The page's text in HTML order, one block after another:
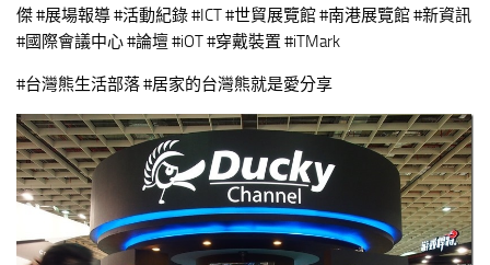
傑 #展場報導 #活動紀錄 #ICT #世貿展覽館 #南港展覽館 #新資訊
#國際會議中心 #論壇 #iOT #穿戴裝置 #iTMark
#台灣熊生活部落 #居家的台灣熊就是愛分享